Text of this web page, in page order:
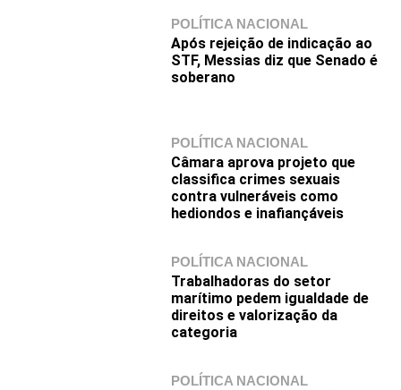
POLÍTICA NACIONAL
Após rejeição de indicação ao
STF, Messias diz que Senado é
soberano
POLÍTICA NACIONAL
Câmara aprova projeto que
classifica crimes sexuais
contra vulneráveis como
hediondos e inafiançáveis
POLÍTICA NACIONAL
Trabalhadoras do setor
marítimo pedem igualdade de
direitos e valorização da
categoria
POLÍTICA NACIONAL